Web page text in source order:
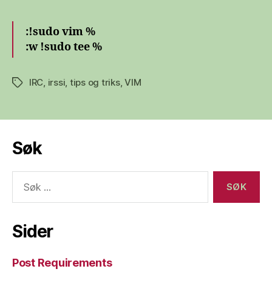
:!sudo vim %
:w !sudo tee %
Stikkord
IRC irssi tips og triks,VIM
Søk
etter:
Sider
Post Requirements